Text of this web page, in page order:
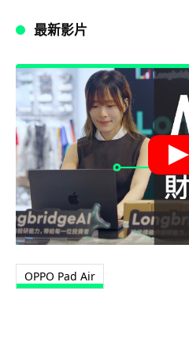
最新影片
OPPO Pad Air